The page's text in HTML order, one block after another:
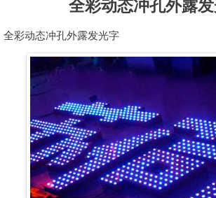
全彩动态冲孔外露
全彩动态冲孔外露发光字